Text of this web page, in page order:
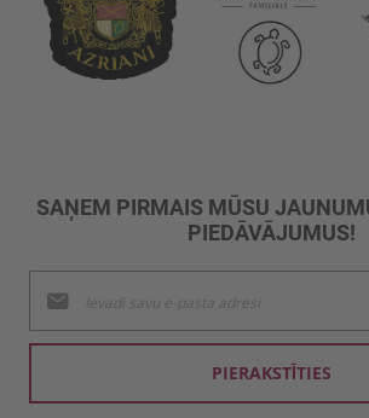
SAŅEM PIRMAIS MŪSU
PIEDĀVĀJUMUS!
jaunumu
saņemšanai:
PIERAKSTĪTIES